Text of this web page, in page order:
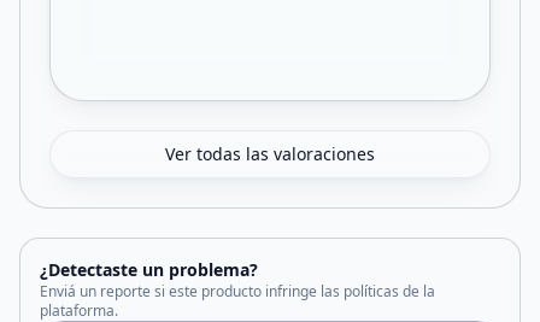
Ver todas las valoraciones
¿Detectaste un problema?
Enviá un reporte si este producto infringe las políticas de la
plataforma.